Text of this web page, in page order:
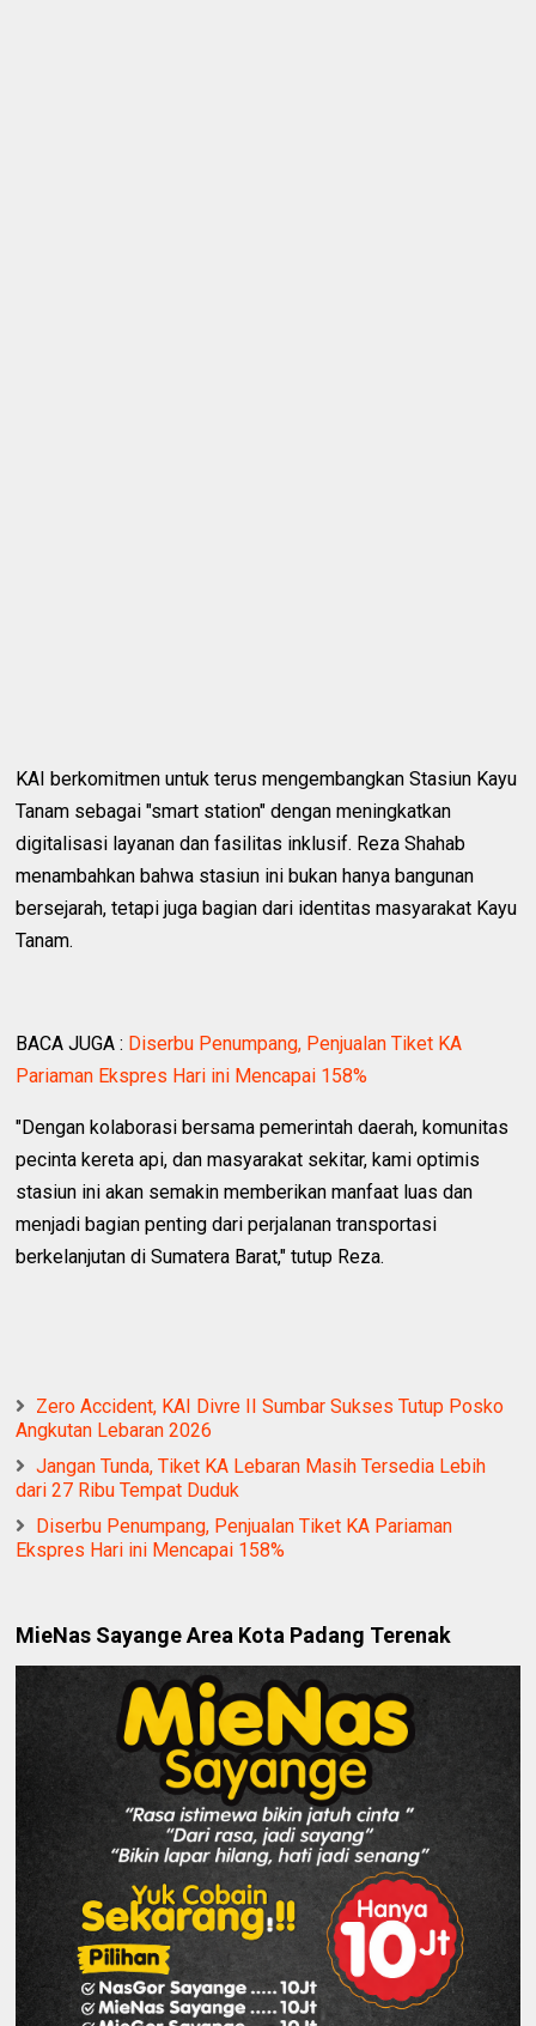
KAI berkomitmen untuk terus mengembangkan Stasiun Kayu
Tanam sebagai "smart station" dengan meningkatkan
digitalisasi layanan dan fasilitas inklusif. Reza Shahab
menambahkan bahwa stasiun ini bukan hanya bangunan
bersejarah, tetapi juga bagian dari identitas masyarakat Kayu
Tanam.
BACA JUGA : Diserbu Penumpang, Penjualan Tiket KA
Pariaman Ekspres Hari ini Mencapai 158%
"Dengan kolaborasi bersama pemerintah daerah, komunitas
pecinta kereta api, dan masyarakat sekitar, kami optimis
stasiun ini akan semakin memberikan manfaat luas dan
menjadi bagian penting dari perjalanan transportasi
berkelanjutan di Sumatera Barat," tutup Reza.
Zero Accident, KAI Divre II Sumbar Sukses Tutup Posko
Angkutan Lebaran 2026
Jangan Tunda, Tiket KA Lebaran Masih Tersedia Lebih
dari 27 Ribu Tempat Duduk
Diserbu Penumpang, Penjualan Tiket KA Pariaman
Ekspres Hari ini Mencapai 158%
MieNas Sayange Area Kota Padang Terenak